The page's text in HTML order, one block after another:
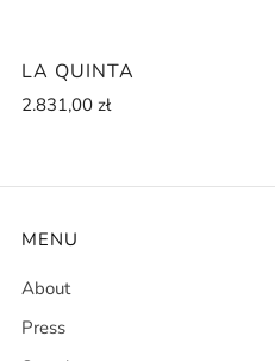
LA QUINTA
2.831,00 zł
MENU
About
Press